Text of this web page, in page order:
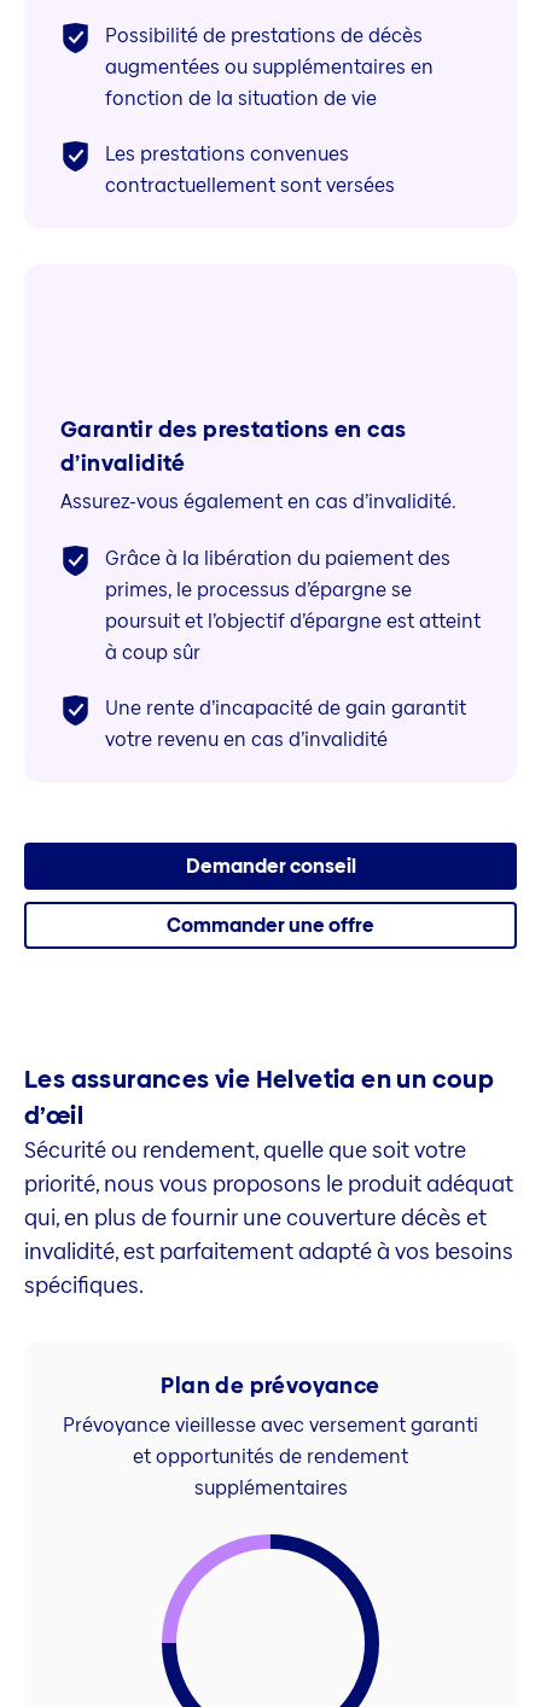
Possibilité de prestations de décès
augmentées ou supplémentaires en
fonction de la situation de vie
Les prestations convenues
contractuellement sont versées
Garantir des prestations en cas
d’invalidité
Assurez-vous également en cas d’invalidité.
Grâce à la libération du paiement des
primes, le processus d’épargne se
poursuit et l’objectif d’épargne est atteint
à coup sûr
Une rente d’incapacité de gain garantit
votre revenu en cas d’invalidité
Demander conseil
Commander une offre
Les assurances vie Helvetia en un coup
d’œil
Sécurité ou rendement, quelle que soit votre
priorité, nous vous proposons le produit adéquat
qui, en plus de fournir une couverture décès et
invalidité, est parfaitement adapté à vos besoins
spécifiques.
Plan de prévoyance
Prévoyance vieillesse avec versement garanti
et opportunités de rendement
supplémentaires